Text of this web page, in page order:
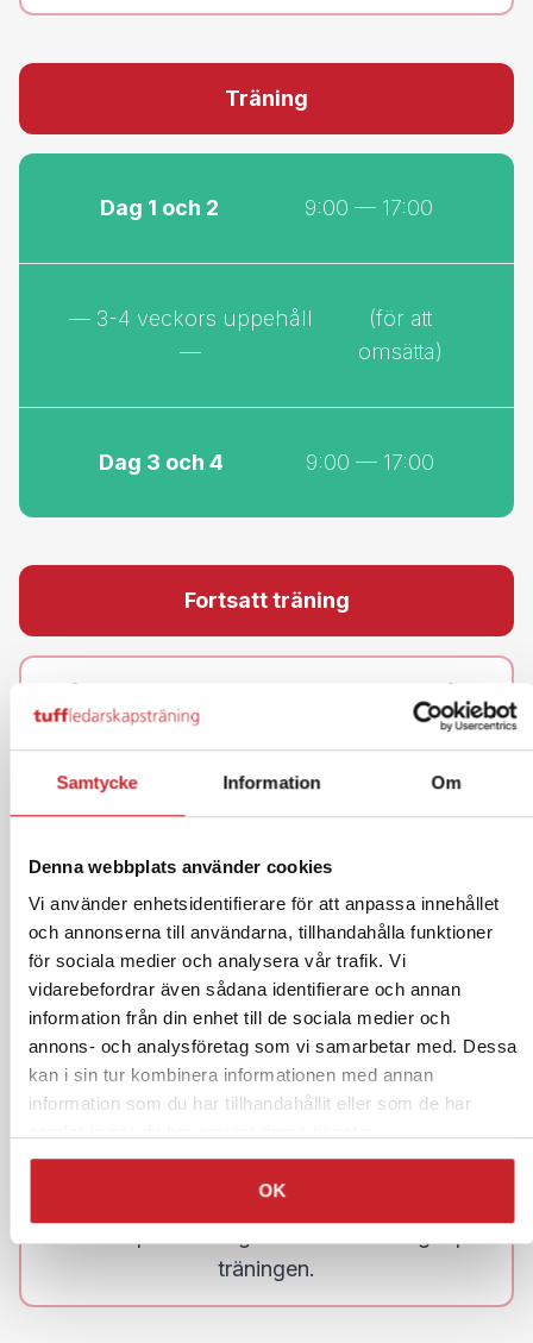
Samtycke Information Om
Denna webbplats använder cookies
Vi använder enhetsidentifierare för att anpassa innehållet
och annonserna till användarna, tillhandahålla funktioner
för sociala medier och analysera vår trafik. Vi
vidarebefordrar även sådana identifierare och annan
information från din enhet till de sociala medier och
annons- och analysföretag som vi samarbetar med. Dessa
kan i sin tur kombinera informationen med annan
information som du har tillhandahållit eller som de har
OK
—
omsätta)
Dag 3 och 4 9:00 — 17:00
Fortsatt träning
Två timmar “Tuffa träningspass online” på ett
En individuell coachingsession med en Tuff-
Ytterligare information
lunch och två pauser på 15 minuter (morgon och
Onlineprogrammet sker på Zoom (i helgrupp och i
mindre grupprum). Tränaren kommer att ge
information om raster i början av varje modul.
Innehåll
utveckla de förhållningssätt och de
kommunikationsförmågor som en ledare
behöver för att kunna frigöra ansvar och
engagemang i sitt team